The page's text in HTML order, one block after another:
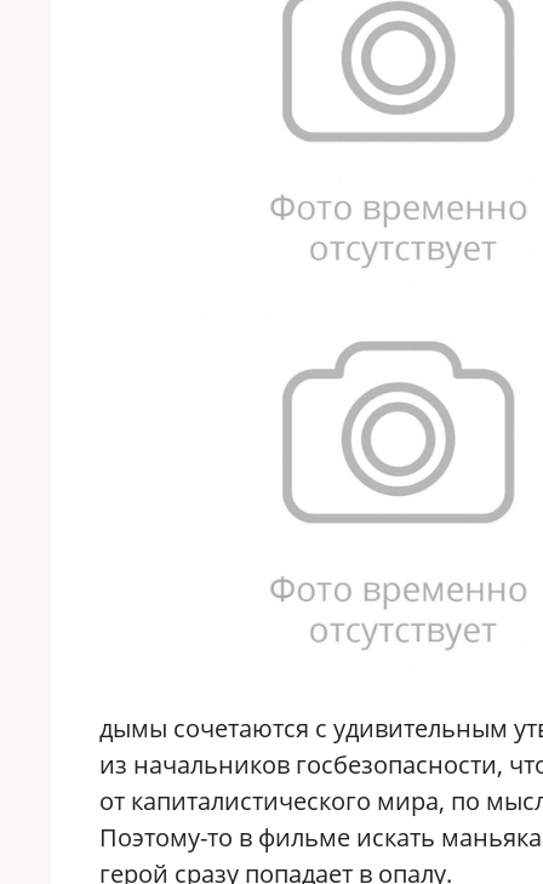
дымы сочетаются с удивительным
из начальников госбезопасности,
от капиталистического мира, по
Поэтому-то в фильме искать
герой сразу попадает в опалу.